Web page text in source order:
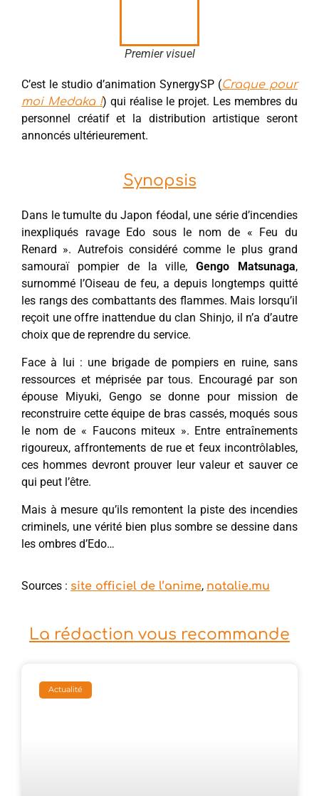
Premier visuel
C’est le studio d’animation SynergySP (Craque pour
moi Medaka !) qui réalise le projet. Les membres du
personnel créatif et la distribution artistique seront
annoncés ultérieurement.
Synopsis
Dans le tumulte du Japon féodal, une série d’incendies
inexpliqués ravage Edo sous le nom de « Feu du
Renard ». Autrefois considéré comme le plus grand
samouraï pompier de la ville,Gengo Matsunaga,
surnommé l’Oiseau de feu, a depuis longtemps quitté
les rangs des combattants des flammes. Mais lorsqu’il
reçoit une offre inattendue du clan Shinjo, il n’a d’autre
choix que de reprendre du service.
Face à lui : une brigade de pompiers en ruine, sans
ressources et méprisée par tous. Encouragé par son
épouse Miyuki, Gengo se donne pour mission de
reconstruire cette équipe de bras cassés, moqués sous
le nom de « Faucons miteux ». Entre entraînements
rigoureux, affrontements de rue et feux incontrôlables,
ces hommes devront prouver leur valeur et sauver ce
qui peut l’être.
Mais à mesure qu’ils remontent la piste des incendies
criminels, une vérité bien plus sombre se dessine dans
les ombres d’Edo…
Sources : site officiel de l’anime, natalie.mu
La rédaction vous recommande
Actualité